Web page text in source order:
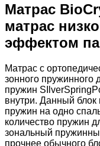
Матрас
матрас
эффектом
Матрас c
зонного пружинного
пружин
внутри. Данный блок
пружин на одно
количество пружин
зональный
прочнее обычного